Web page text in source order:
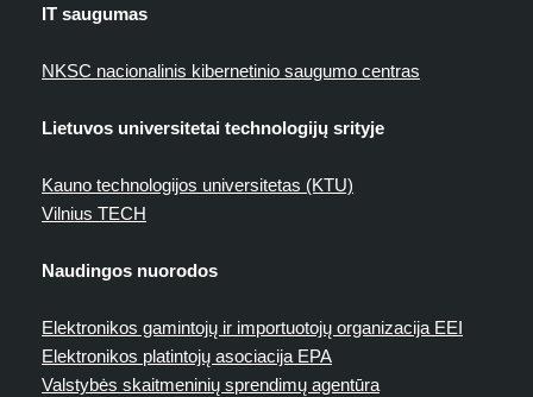
IT saugumas
NKSC nacionalinis kibernetinio saugumo centras
Lietuvos universitetai technologijų srityje
Kauno technologijos universitetas (KTU)
Vilnius TECH
Naudingos nuorodos
Elektronikos gamintojų ir importuotojų organizacija EEI
Elektronikos platintojų asociacija EPA
Valstybės skaitmeninių sprendimų agentūra